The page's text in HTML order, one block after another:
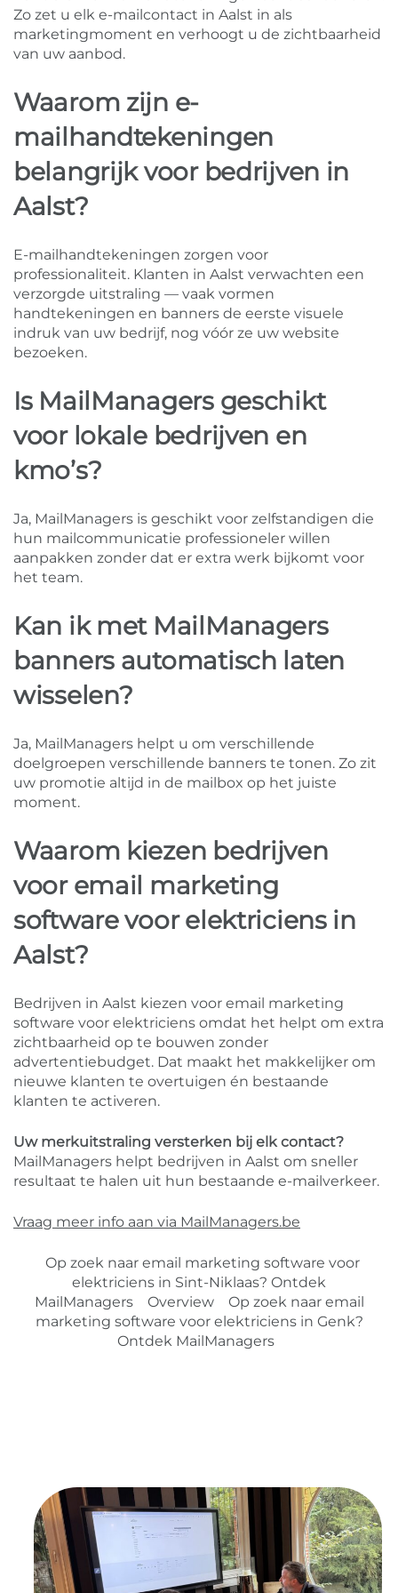
Zo zet u elk e-mailcontact in Aalst in als
marketingmoment en verhoogt u de zichtbaarheid
van uw aanbod.
Waarom zijn e-
mailhandtekeningen
belangrijk voor bedrijven in
Aalst?
E-mailhandtekeningen zorgen voor
professionaliteit. Klanten in Aalst verwachten een
verzorgde uitstraling — vaak vormen
handtekeningen en banners de eerste visuele
indruk van uw bedrijf, nog vóór ze uw website
bezoeken.
Is MailManagers geschikt
voor lokale bedrijven en
kmo’s?
Ja, MailManagers is geschikt voor zelfstandigen die
hun mailcommunicatie professioneler willen
aanpakken zonder dat er extra werk bijkomt voor
het team.
Kan ik met MailManagers
banners automatisch laten
wisselen?
Ja, MailManagers helpt u om verschillende
doelgroepen verschillende banners te tonen. Zo zit
uw promotie altijd in de mailbox op het juiste
moment.
Waarom kiezen bedrijven
voor email marketing
software voor elektriciens in
Aalst?
Bedrijven in Aalst kiezen voor email marketing
software voor elektriciens omdat het helpt om extra
zichtbaarheid op te bouwen zonder
advertentiebudget. Dat maakt het makkelijker om
nieuwe klanten te overtuigen én bestaande
klanten te activeren.
Uw merkuitstraling versterken bij elk contact?
MailManagers helpt bedrijven in Aalst om sneller
resultaat te halen uit hun bestaande e-mailverkeer.
Vraag meer info aan via MailManagers.be
Op zoek naar email marketing software voor
elektriciens in Sint-Niklaas? Ontdek
MailManagers
Overview
Op zoek naar email
marketing software voor elektriciens in Genk?
Ontdek MailManagers